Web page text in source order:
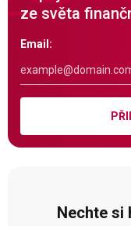
ze světa
Email:
Nechte si